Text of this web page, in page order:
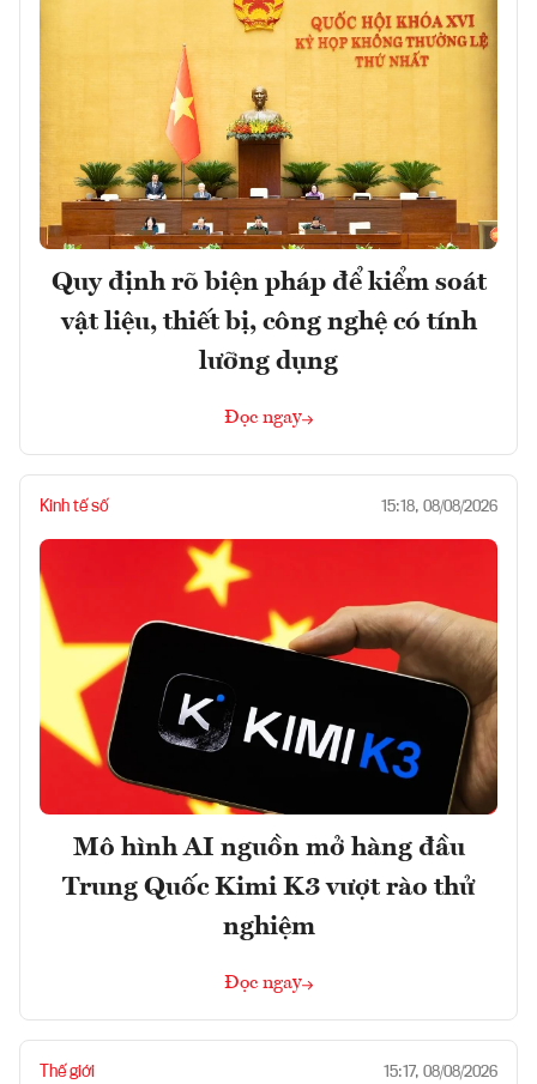
Quy định rõ biện pháp để kiểm soát
vật liệu, thiết bị, công nghệ có tính
lưỡng dụng
Đọc ngay
Kinh tế số 15:18, 08/08/2026
Mô hình AI nguồn mở hàng đầu
Trung Quốc Kimi K3 vượt rào thử
nghiệm
Đọc ngay
Thế giới 15:17, 08/08/2026